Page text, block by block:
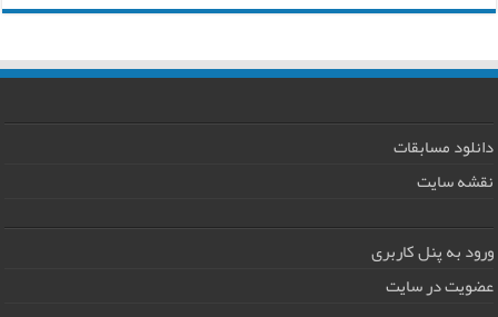
دانلود مسابقات
نقشه سایت
ورود به پنل کاربری
عضویت در سایت